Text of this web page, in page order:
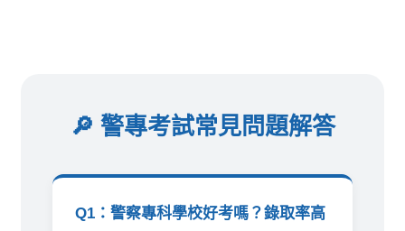
🔎 警專考試常見問題解答
Q1：警察專科學校好考嗎？錄取率高